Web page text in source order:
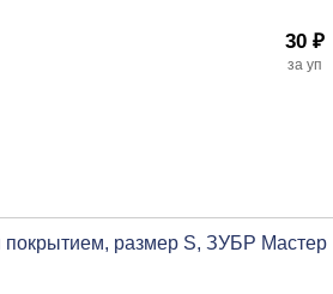
30 ₽
покрытием, размер S, ЗУБР Мастер